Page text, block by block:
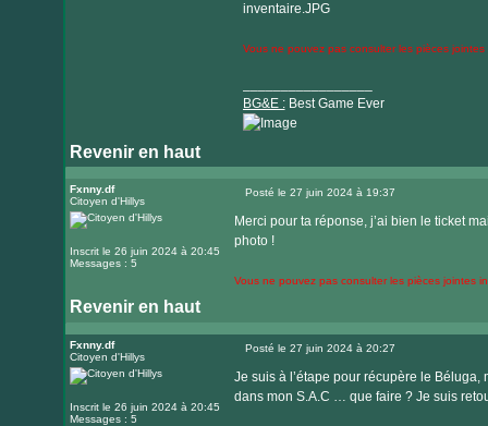
inventaire.JPG
Vous ne pouvez pas consulter les pièces
BG&E :Best Game Ever
Revenir en haut
Visiter
le
internet
Fxnny.df
Citoyen d'Hillys
Inscrit le 26 juin 2024 à 20:45
Messages : 5
Posté le 27 juin 2024 à 19:37
Merci pour ta réponse, j’ai bien le ticket
photo !
Vous ne pouvez pas consulter les pièces jointes
Revenir en haut
Fxnny.df
Citoyen d'Hillys
Inscrit le 26 juin 2024 à 20:45
Messages : 5
Posté le 27 juin 2024 à 20:27
Je suis à l’étape pour récupère le
dans mon S.A.C … que faire ? Je suis